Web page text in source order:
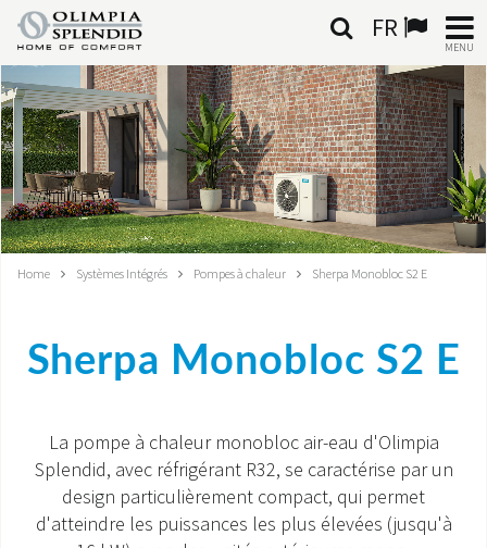
FR
MENU
FRANÇAIS
HOME
CLIMATISATION
CHAUFFAGE
SYSTÈMES INTÉGRÉS
MONDE OS
SAV ET GARANTIE
Home Systèmes Intégrés Pompes à chaleur Sherpa Monobloc S2 E
Sherpa Monobloc S2 E
La pompe à chaleur monobloc air-eau d'Olimpia
Splendid, avec réfrigérant R32, se caractérise par un
design particulièrement compact, qui permet
d'atteindre les puissances les plus élevées (jusqu'à